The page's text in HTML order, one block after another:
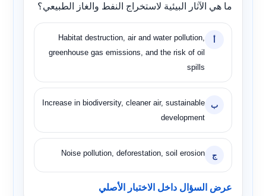
ما هي الآثار البيئية لاستخراج النفط والغاز الطبيعي؟
أ
Habitat destruction, air and water pollution,
greenhouse gas emissions, and the risk of oil
spills
ب
Increase in biodiversity, cleaner air, sustainable
development
ج Noise pollution, deforestation, soil erosion
عرض السؤال داخل الاختبار الأصلي